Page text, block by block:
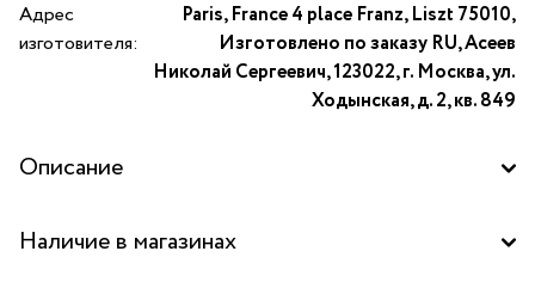
Адрес
изготовителя:
Paris, France 4 place Franz, Liszt 75010,
Изготовлено по заказу RU, Асеев
Николай Сергеевич, 123022, г. Москва, ул.
Ходынская, д. 2, кв. 849
Описание
Выполнен из крупных круглых и овальных звеньев.
Наличие в магазинах